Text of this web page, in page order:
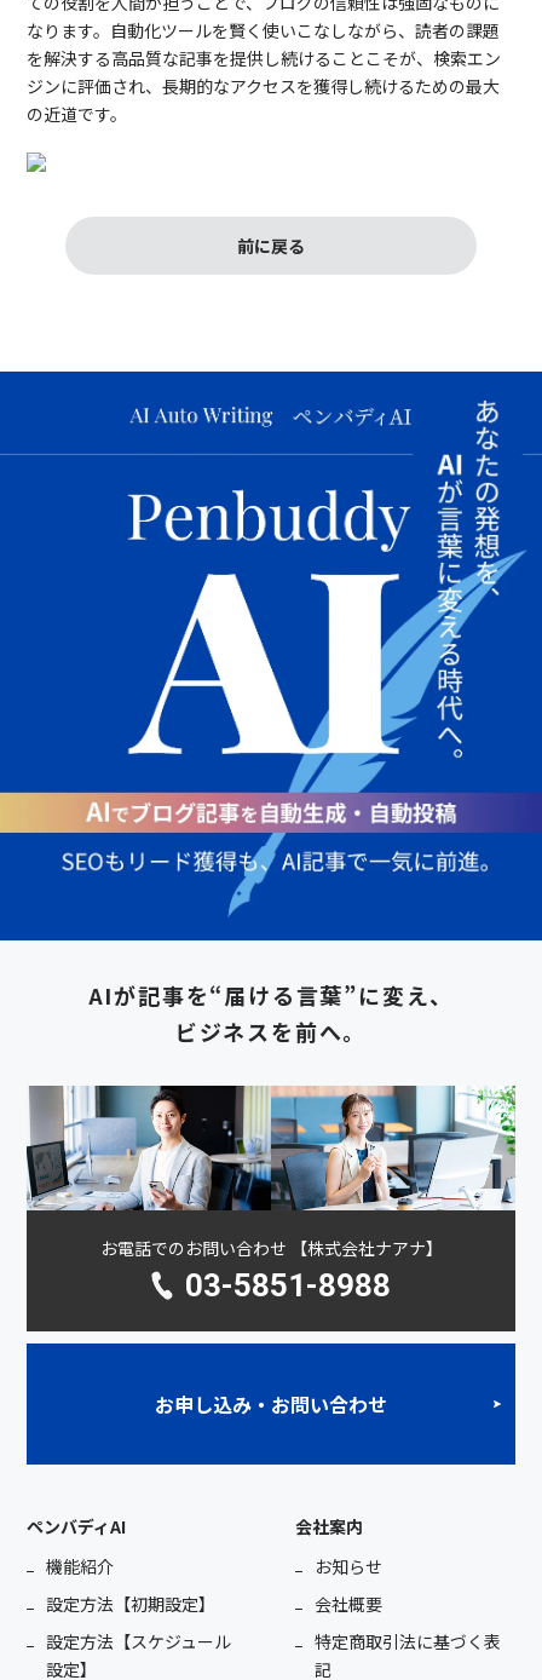
なります。自動化ツールを賢く使いこなしながら、読者の課題
を解決する高品質な記事を提供し続けることこそが、検索エン
ジンに評価され、長期的なアクセスを獲得し続けるための最大
の近道です。
前に戻る
AIが記事を“届ける言葉”に変え、
ビジネスを前へ。
お電話でのお問い合わせ 【株式会社ナアナ】
03-5851-8988
お申し込み・お問い合わせ
ペンバディAI
機能紹介
設定方法【初期設定】
設定方法【スケジュール
設定】
会社案内
お知らせ
会社概要
特定商取引法に基づく表
記